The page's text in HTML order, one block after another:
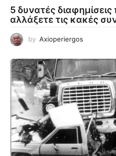
5 δυνατές
αλλάξετε τις κακές
by Axioperiergos